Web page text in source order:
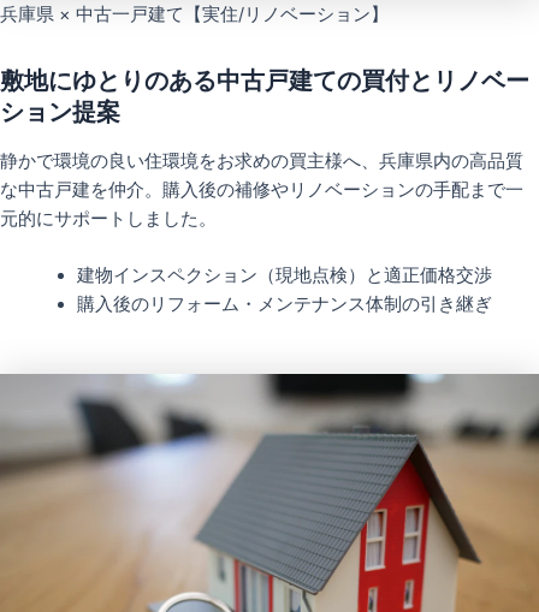
兵庫県 × 中古一戸建て【実住/リノベーション】
敷地にゆとりのある中古戸建ての買付とリノベー
ション提案
静かで環境の良い住環境をお求めの買主様へ、兵庫県内の高品質
な中古戸建を仲介。購入後の補修やリノベーションの手配まで一
元的にサポートしました。
建物インスペクション（現地点検）と適正価格交渉
購入後のリフォーム・メンテナンス体制の引き継ぎ